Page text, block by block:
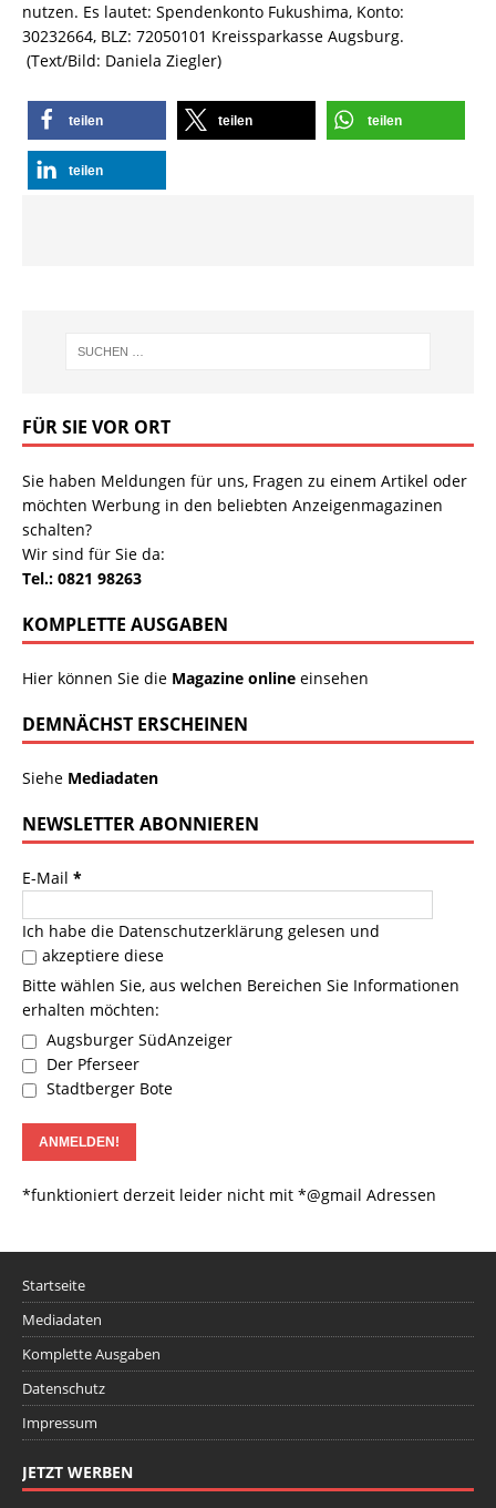
nutzen. Es lautet: Spendenkonto Fukushima, Konto:
30232664, BLZ: 72050101 Kreissparkasse Augsburg.
(Text/Bild: Daniela Ziegler)
teilen teilen teilen
teilen
FÜR SIE VOR ORT
Sie haben Meldungen für uns, Fragen zu einem Artikel oder
möchten Werbung in den beliebten Anzeigenmagazinen
schalten?
Wir sind für Sie da:
Tel.: 0821 98263
KOMPLETTE AUSGABEN
Hier können Sie die Magazine online einsehen
DEMNÄCHST ERSCHEINEN
Siehe Mediadaten
NEWSLETTER ABONNIEREN
E-Mail *
Ich habe die Datenschutzerklärung gelesen und
akzeptiere diese
Bitte wählen Sie, aus welchen Bereichen Sie Informationen
erhalten möchten:
Augsburger SüdAnzeiger
Der Pferseer
Stadtberger Bote
*funktioniert derzeit leider nicht mit *@gmail Adressen
Startseite
Mediadaten
Komplette Ausgaben
Datenschutz
Impressum
JETZT WERBEN